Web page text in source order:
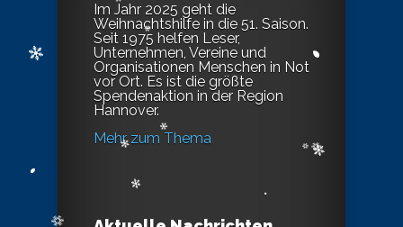
Im Jahr 2025 geht die
Weihnachtshilfe in die 51. Saison.
Seit 1975 helfen Leser,
Unternehmen, Vereine und
Organisationen Menschen in Not
vor Ort. Es ist die größte
Spendenaktion in der Region
Hannover.
Mehr zum Thema